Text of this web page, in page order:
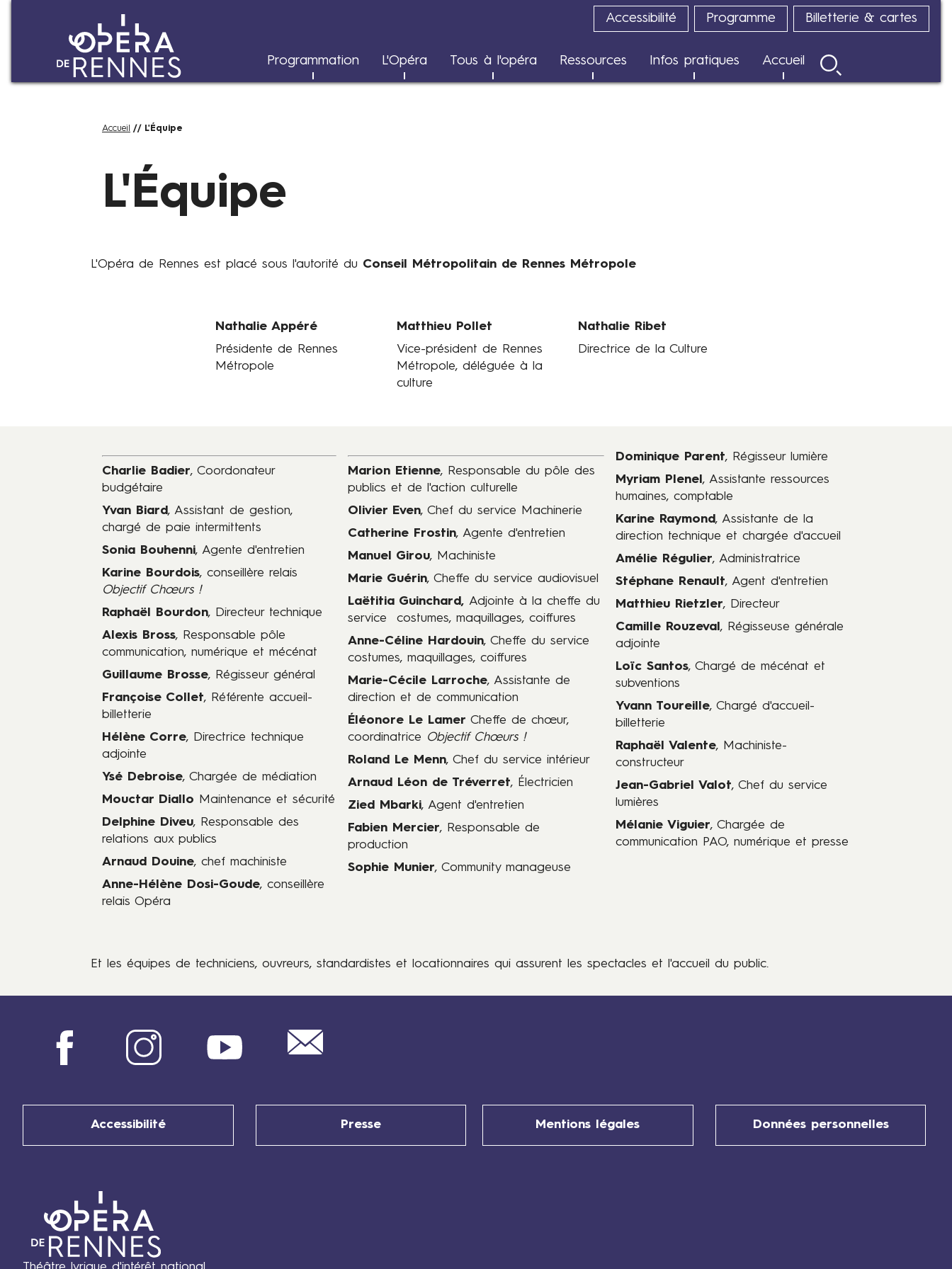
Accessibilité Programme Billetterie & cartes
Programmation L'Opéra
Rapports d'impact
Tous à l'opéra Ressources Infos pratiques Accueil
Rechercher
Fil
Accueil L'Équipe
L'Équipe
L'Opéra de Rennes est placé sous l'autorité du Conseil Métropolitain de Rennes Métropole
Contenus
Nathalie Appéré
Présidente de Rennes
Métropole
Matthieu Pollet
Vice-président de Rennes
Métropole, déléguée à la
culture
Nathalie Ribet
Directrice de la Culture
Contenus
Charlie Badier, Coordonateur
budgétaire
Yvan Biard, Assistant de gestion,
chargé de paie intermittents
Sonia Bouhenni, Agente d'entretien
Karine Bourdois, conseillère relais
Objectif Chœurs !
Raphaël Bourdon, Directeur technique
Alexis Bross, Responsable pôle
communication, numérique et mécénat
Guillaume Brosse, Régisseur général
Françoise Collet, Référente accueil-
billetterie
Hélène Corre, Directrice technique
adjointe
Ysé Debroise, Chargée de médiation
Mouctar Diallo
Maintenance et sécurité
Delphine Diveu, Responsable des
relations aux publics
Arnaud Douine, chef machiniste
Anne-Hélène Dosi-Goude, conseillère
relais Opéra
Marion Etienne, Responsable du pôle des
publics et de l'action culturelle
Olivier Even, Chef du service Machinerie
Catherine Frostin, Agente d'entretien
Manuel Girou, Machiniste
Marie Guérin, Cheffe du service audiovisuel
Laëtitia Guinchard, Adjointe à la cheffe du
service costumes, maquillages, coiffures
Anne-Céline Hardouin, Cheffe du service
costumes, maquillages, coiffures
Marie-Cécile Larroche, Assistante de
direction et de communication
Éléonore Le Lamer Cheffe de chœur,
coordinatrice Objectif Chœurs !
Roland Le Menn, Chef du service intérieur
Arnaud Léon de Tréverret, Électricien
Zied Mbarki, Agent d'entretien
Fabien Mercier, Responsable de
production
Sophie Munier, Community manageuse
Dominique Parent, Régisseur lumière
Myriam Plenel, Assistante ressources
humaines, comptable
Karine Raymond, Assistante de la
direction technique et chargée d'accueil
Amélie Régulier, Administratrice
Stéphane Renault, Agent d'entretien
Matthieu Rietzler, Directeur
Camille Rouzeval, Régisseuse générale
adjointe
Loïc Santos, Chargé de mécénat et
subventions
Yvann Toureille, Chargé d'accueil-
billetterie
Raphaël Valente, Machiniste-
constructeur
Jean-Gabriel Valot, Chef du service
lumières
Mélanie Viguier, Chargée de
communication PAO, numérique et presse
Et les équipes de techniciens, ouvreurs, standardistes et locationnaires qui assurent les spectacles et l'accueil du public.
Facebook Instagram
Accessibilité Presse Mentions légales Données personnelles